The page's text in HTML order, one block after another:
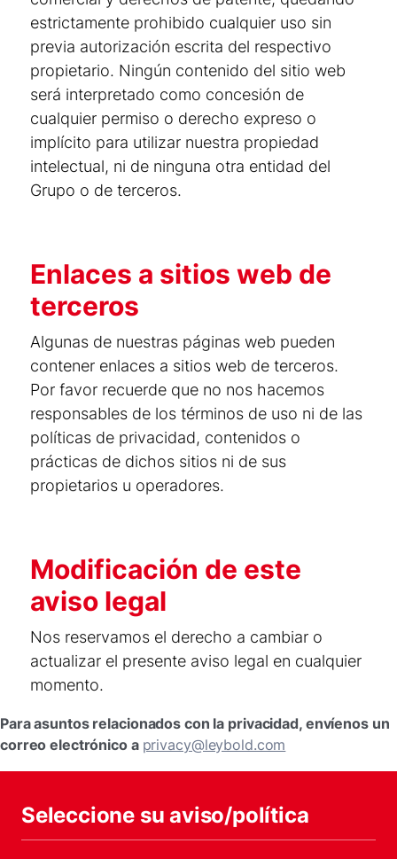
estrictamente prohibido cualquier uso sin
previa autorización escrita del respectivo
propietario. Ningún contenido del sitio web
será interpretado como concesión de
cualquier permiso o derecho expreso o
implícito para utilizar nuestra propiedad
intelectual, ni de ninguna otra entidad del
Grupo o de terceros.
Enlaces a sitios web de
terceros
Algunas de nuestras páginas web pueden
contener enlaces a sitios web de terceros.
Por favor recuerde que no nos hacemos
responsables de los términos de uso ni de las
políticas de privacidad, contenidos o
prácticas de dichos sitios ni de sus
propietarios u operadores.
Modificación de este
aviso legal
Nos reservamos el derecho a cambiar o
actualizar el presente aviso legal en cualquier
momento.
Para asuntos relacionados con la privacidad, envíenos un
correo electrónico a privacy@leybold.com
Seleccione su aviso/política